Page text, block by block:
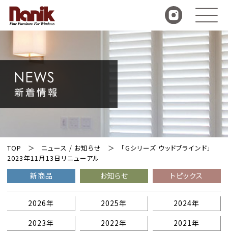
TOP ニュース / お知らせ
「Gシリーズ ウッドブラインド」
2023年11月13日リニューアル
新商品 お知らせ トピックス
2026年 2025年
2024年
2023年
2022年
2021年